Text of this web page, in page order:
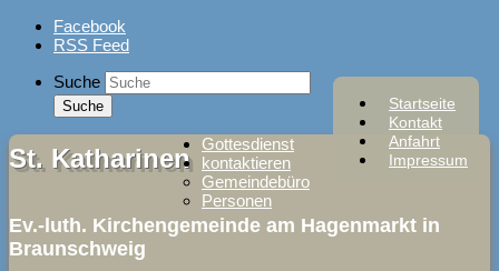
Skip
Facebook
RSS Feed
Startseite
Kontakt
Anfahrt
Impressum
Suche
St. Katharinen
Ev.-luth. Kirchengemeinde am Hagenmarkt in
Braunschweig
Gottesdienst
kontaktieren
Gemeindebüro
Personen